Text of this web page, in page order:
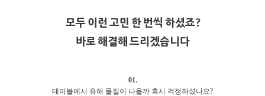
모두 이런 고민 한 번씩 하셨죠?
바로 해결해 드리겠습니다
01.
테이블에서 유해 물질이 나올까 혹시 걱정하셨나요?